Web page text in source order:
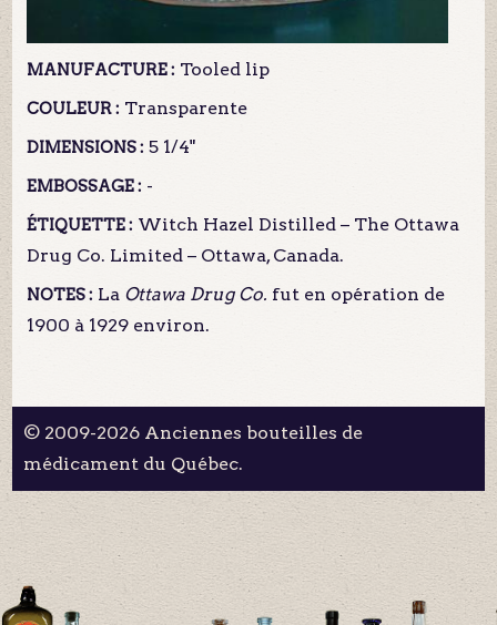
MANUFACTURE : Tooled lip
COULEUR : Transparente
DIMENSIONS : 5 1/4"
EMBOSSAGE : -
ÉTIQUETTE : Witch Hazel Distilled – The Ottawa
Drug Co. Limited – Ottawa, Canada.
NOTES : LaOttawa Drug Co. fut en opération de
1900 à 1929 environ.
© 2009-2026 Anciennes bouteilles de
médicament du Québec.